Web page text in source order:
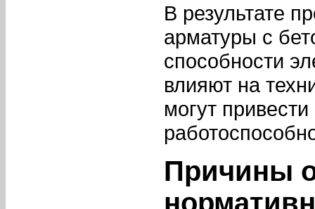
В результате
арматуры с
способности
влияют на
могут
Причины